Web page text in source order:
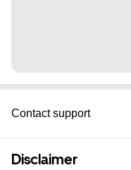
Contact support
Disclaimer